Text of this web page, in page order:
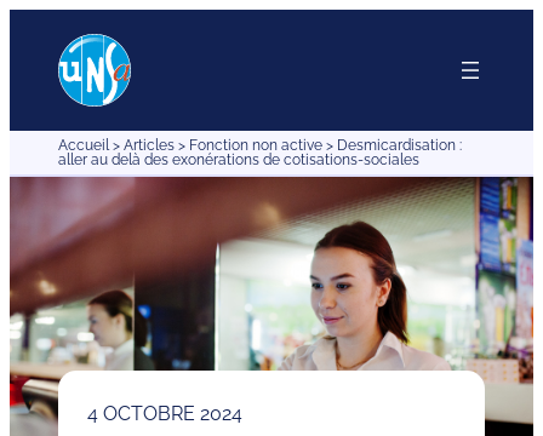
contenu
Accueil> Articles > Fonction non active > Desmicardisation :
aller au delà des exonérations de cotisations-sociales
4 OCTOBRE 2024